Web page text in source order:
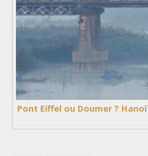
Pont Eiffel ou Doumer ? Hanoï